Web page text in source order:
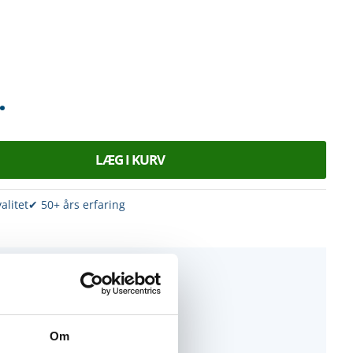
Om
LÆG I KURV
✔ 50+ års erfaring
bestille eller ved spørgsmål...